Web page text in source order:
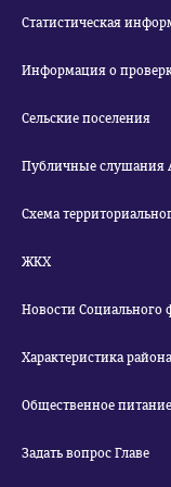
Статистическая
Информация о
Сельские поселения
Публичные слушания
Схема
ЖКХ
Новости Социального
Характеристика района
Общественное питание
Задать вопрос Главе